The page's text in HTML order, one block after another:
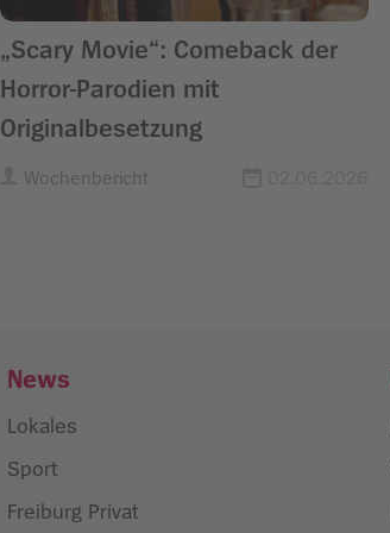
„Scary Movie“: Comeback der
Horror-Parodien mit
Originalbesetzung
Wochenbericht
News
Lokales
Sport
Freiburg Privat